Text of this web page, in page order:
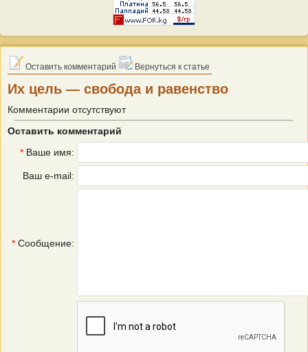
Оставить комментарий Вернуться к статье
Их цель — свобода и равенство
Комментарии отсутствуют
Оставить комментарий
* Ваше имя:
Ваш e-mail:
* Сообщение: